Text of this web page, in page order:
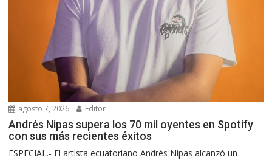
agosto 7, 2026 Editor
Andrés Nipas supera los 70 mil oyentes en Spotify
con sus más recientes éxitos
ESPECIAL.- El artista ecuatoriano Andrés Nipas alcanzó un